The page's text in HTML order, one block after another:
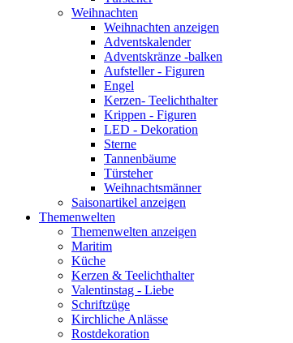
Weihnachten
Weihnachten anzeigen
Adventskalender
Adventskränze -balken
Aufsteller - Figuren
Engel
Kerzen- Teelichthalter
Krippen - Figuren
LED - Dekoration
Sterne
Tannenbäume
Türsteher
Weihnachtsmänner
Saisonartikel anzeigen
Themenwelten
Themenwelten anzeigen
Maritim
Küche
Kerzen & Teelichthalter
Valentinstag - Liebe
Schriftzüge
Kirchliche Anlässe
Rostdekoration